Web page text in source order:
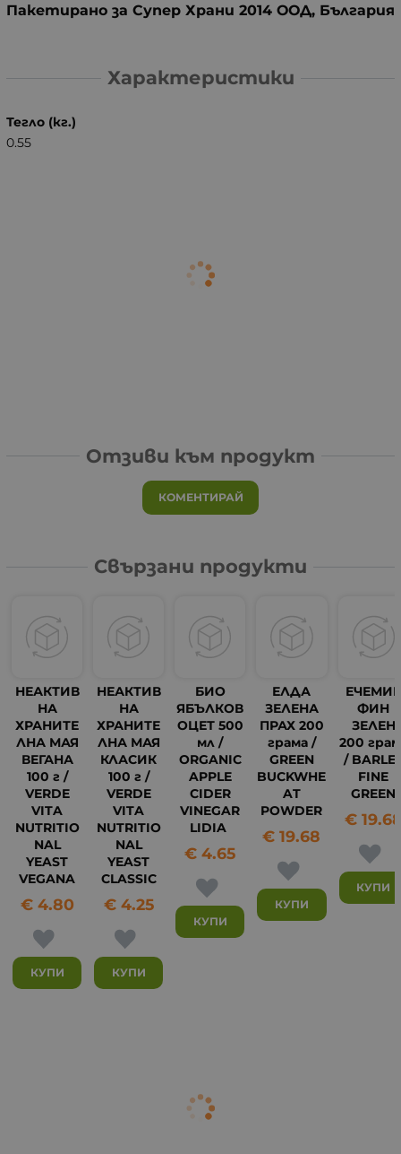
Пакетирано за Супер Храни 2014 ООД, България
Характеристики
Тегло (кг.)
0.55
Отзиви към продукт
КОМЕНТИРАЙ
Свързани продукти
НЕАКТИВ
НА
ХРАНИТЕ
ЛНА МАЯ
ВЕГАНА
100 г /
VERDE
VITA
NUTRITIO
NAL
YEAST
VEGANA
4.80
€
КУПИ
НЕАКТИВ
НА
ХРАНИТЕ
ЛНА МАЯ
КЛАСИК
100 г /
VERDE
VITA
NUTRITIO
NAL
YEAST
CLASSIC
4.25
€
КУПИ
БИО
ЯБЪЛКОВ
ОЦЕТ 500
мл /
ORGANIC
APPLE
CIDER
VINEGAR
LIDIA
4.65
€
КУПИ
ЕЛДА
ЗЕЛЕНА
ПРАХ 200
грама /
GREEN
BUCKWHE
AT
POWDER
19.68
€
КУПИ
ЕЧЕМИК
ФИН
ЗЕЛЕН
200
/
FINE
GREEN
€
КУПИ